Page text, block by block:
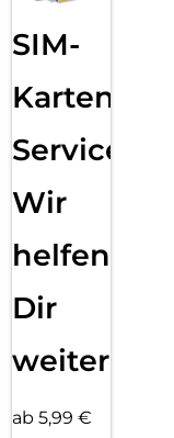
SIM-
Karten
Service:
Wir
helfen
Dir
weiter
ab 5,99 €